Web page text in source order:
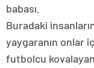
babası.
Buradaki
yaygaranın onlar
futbolcu kovalayan